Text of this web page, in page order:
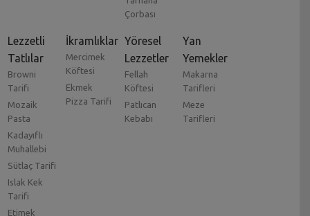
Çorbası
Lezzetli
Tatlılar
Browni
Tarifi
Mozaik
Pasta
Kadayıflı
Muhallebi
Sütlaç Tarifi
Islak Kek
Tarifi
Etimek
İkramlıklar
Mercimek
Köftesi
Ekmek
Pizza Tarifi
Yöresel
Lezzetler
Fellah
Köftesi
Patlıcan
Kebabı
Yan
Yemekler
Makarna
Tarifleri
Meze
Tarifleri